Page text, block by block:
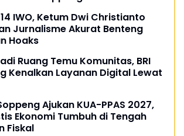
IWO, Ketum Dwi Christianto
Jurnalisme Akurat Benteng
Hoaks
Ruang Temu Komunitas, BRI
Kenalkan Layanan Digital Lewat
Ajukan KUA-PPAS 2027,
Ekonomi Tumbuh di Tengah
Fiskal